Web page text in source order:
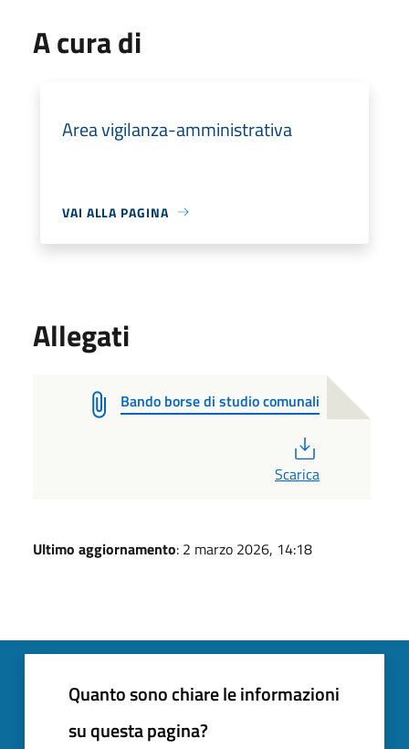
A cura di
Area vigilanza-amministrativa
VAI ALLA PAGINA
Allegati
Bando borse di studio comunali
Scarica
Ultimo aggiornamento: 2 marzo 2026, 14:18
Quanto sono chiare le informazioni
su questa pagina?